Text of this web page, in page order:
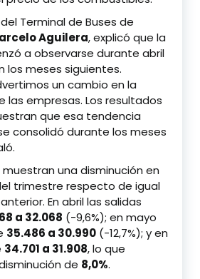
Terminal de Buses de
Aguilera, explicó que la
a observarse durante abril
los meses siguientes.
un cambio en la
las empresas. Los resultados
que esa tendencia
consolidó durante los meses
una disminución en
trimestre respecto de igual
En abril las salidas
a 32.068 (-9,6%); en mayo
35.486 a 30.990 (-12,7%); y en
34.701 a 31.908, lo que
de 8,0%.